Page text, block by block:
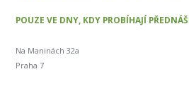
POUZE VE DNY, KDY PROBÍHAJÍ
Na Maninách 32a
Praha 7